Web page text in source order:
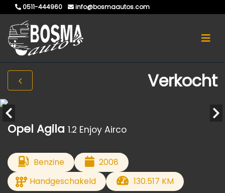
0511-444960 info@bosmaautos.com
Verkocht
Opel Agila 1.2 Enjoy Airco
Benzine
2008
Handgeschakeld
130.517 KM